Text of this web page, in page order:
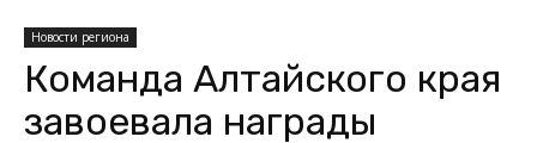
Новости региона
Команда Алтайского края
завоевала награды